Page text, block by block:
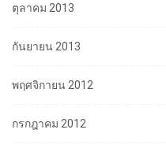
ตุลาคม 2013
กันยายน 2013
พฤศจิกายน 2012
กรกฎาคม 2012